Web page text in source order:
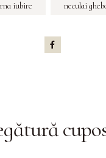
iubire neculai
cu